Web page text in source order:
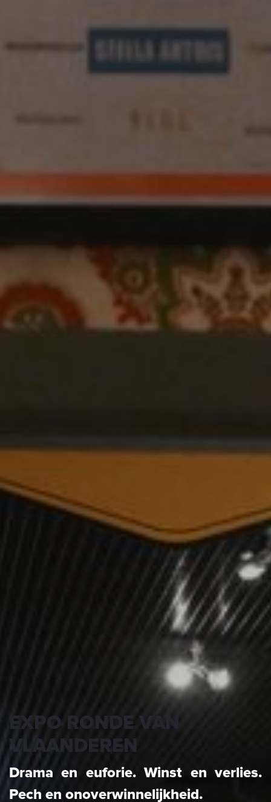
EXPO RONDE VAN
VLAANDEREN
Drama en euforie. Winst en verlies.
Pech en onoverwinnelijkheid.